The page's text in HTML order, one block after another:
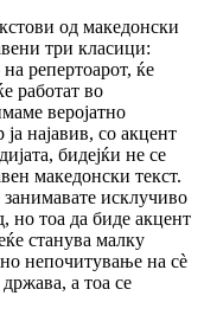
од македонски
три класици:
репертоарот, ќе
работат во
веројатно
најавив, со акцент
бидејќи не се
македонски текст.
исклучиво
но тоа да биде акцент
станува малку
непочитување на сè
а тоа се